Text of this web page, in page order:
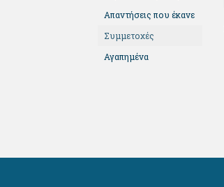
Απαντήσεις που έκανε
Συμμετοχές
Αγαπημένα